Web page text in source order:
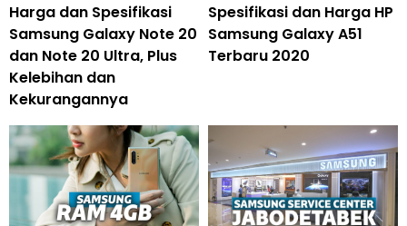
Harga dan Spesifikasi
Samsung Galaxy Note 20
dan Note 20 Ultra, Plus
Kelebihan dan
Kekurangannya
Spesifikasi dan Harga HP
Samsung Galaxy A51
Terbaru 2020